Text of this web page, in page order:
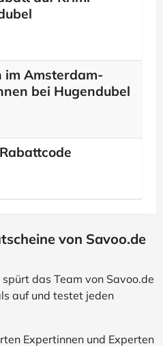
im Amsterdam-
bei Hugendubel
von Savoo.de
das Team von Savoo.de
auf und testet jeden
Expertinnen und Experten